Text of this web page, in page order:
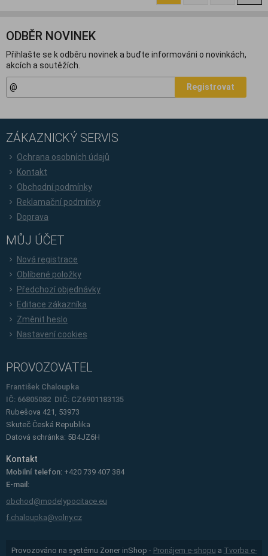
ODBĚR NOVINEK
Přihlašte se k odběru novinek a buďte informováni o novinkách,
akcích a soutěžích.
Registrovat
ZÁKAZNICKÝ SERVIS
Ochrana osobních údajů
Kontakt
Obchodní podmínky
Reklamační podmínky
Doprava
MŮJ ÚČET
Nová registrace
Oblíbené položky
Předchozí objednávky
Editace zákazníka
Změnit heslo
Nastavení cookies
PROVOZOVATEL
František Chaloupka
IČ: 66805082 DIČ: CZ6901183135
Rubešova 421, 53973
Skuteč Česká Republika
Datová schránka: 5B4JZ6H
Kontakt
Mobilní telefon: +420 739 407 384
E-mail:
obchod@modelypocitace.eu
f.chaloupka@volny.cz
Provozováno na systému Zoner inShop - Pronájem e-shopu a Tvorba e-